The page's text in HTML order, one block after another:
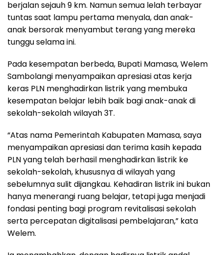
berjalan sejauh 9 km. Namun semua lelah terbayar
tuntas saat lampu pertama menyala, dan anak-
anak bersorak menyambut terang yang mereka
tunggu selama ini.
Pada kesempatan berbeda, Bupati Mamasa, Welem
Sambolangi menyampaikan apresiasi atas kerja
keras PLN menghadirkan listrik yang membuka
kesempatan belajar lebih baik bagi anak-anak di
sekolah-sekolah wilayah 3T.
“Atas nama Pemerintah Kabupaten Mamasa, saya
menyampaikan apresiasi dan terima kasih kepada
PLN yang telah berhasil menghadirkan listrik ke
sekolah-sekolah, khususnya di wilayah yang
sebelumnya sulit dijangkau. Kehadiran listrik ini bukan
hanya menerangi ruang belajar, tetapi juga menjadi
fondasi penting bagi program revitalisasi sekolah
serta percepatan digitalisasi pembelajaran,” kata
Welem.